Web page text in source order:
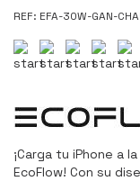
REF: EFA-30W-GAN-
¡Carga tu iPhone a
EcoFlow! Con su
Ver todos
ENERGÍA
Ver todos
CANECAS
DE
RECICLAJE
Ver todos
RUBBERMAID
Ver todos
EQUIPOS
DE
LIMPIEZA
Ver todos
MANEJO
DE
MATERIALES
Ver todos
AIRE
LIBRE
Ver todos
ACCESORIOS
PARA
BAÑOS